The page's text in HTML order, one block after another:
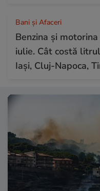
Bani și Afaceri
Benzina și
iulie. Cât costă
Iași, Cluj-Napoca,